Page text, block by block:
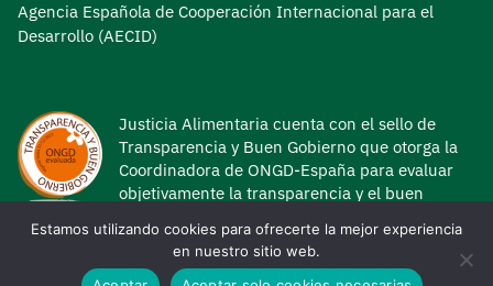
Agencia Española de Cooperación Internacional para el
Desarrollo (AECID)
Justicia Alimentaria cuenta con el sello de
Transparencia y Buen Gobierno que otorga la
Coordinadora de ONGD-España para evaluar
objetivamente la transparencia y el buen
Estamos utilizando cookies para ofrecerte la mejor experiencia
en nuestro sitio web.